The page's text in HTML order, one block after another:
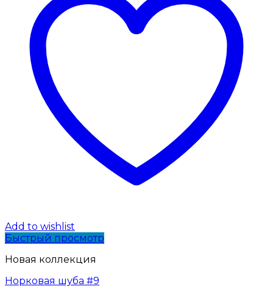
Add to wishlist
Быстрый просмотр
Новая коллекция
Норковая шуба #9